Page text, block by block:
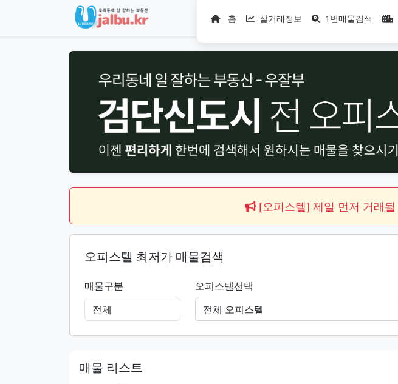
홈 실거래정보 1번매물검색
[오피스텔] 제일 먼저 거래될
오피스텔 최저가 매물검색
매물구분
오피스텔선택
전체 오피스텔
매물 리스트